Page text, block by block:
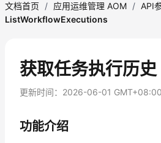
文档首页 / 应用运维管理 AOM / API
ListWorkflowExecutions
获取任务执行历
更新时间： 2026-06-01 GMT+08:00
功能介绍